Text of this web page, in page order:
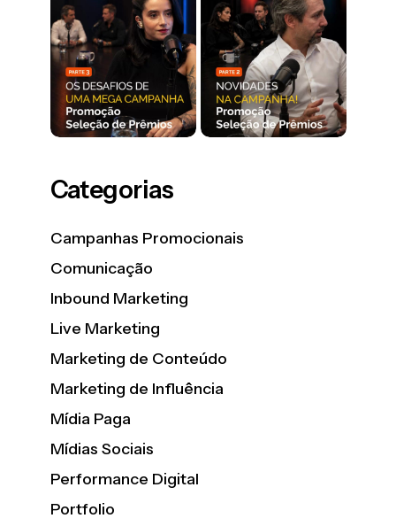
Categorias
Campanhas Promocionais
Comunicação
Inbound Marketing
Live Marketing
Marketing de Conteúdo
Marketing de Influência
Mídia Paga
Mídias Sociais
Performance Digital
Portfolio